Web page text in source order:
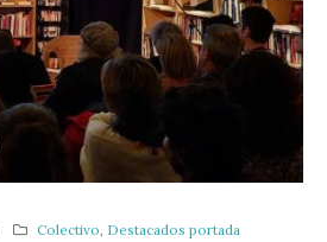
Colectivo Destacados portada